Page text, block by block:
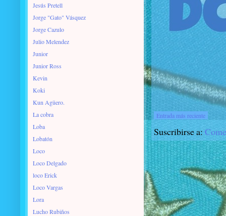
Entrada más reciente
Suscribirse a:
Jesús Pretell
Jorge "Gato" Vásquez
Jorge Cazulo
Julio Melendez
Junior
Junior Ross
Kevin
Koki
Kun Agüero.
La cobra
Loba
Lobatón
Loco
Loco Delgado
loco Erick
Loco Vargas
Lora
Lucho Rubiños